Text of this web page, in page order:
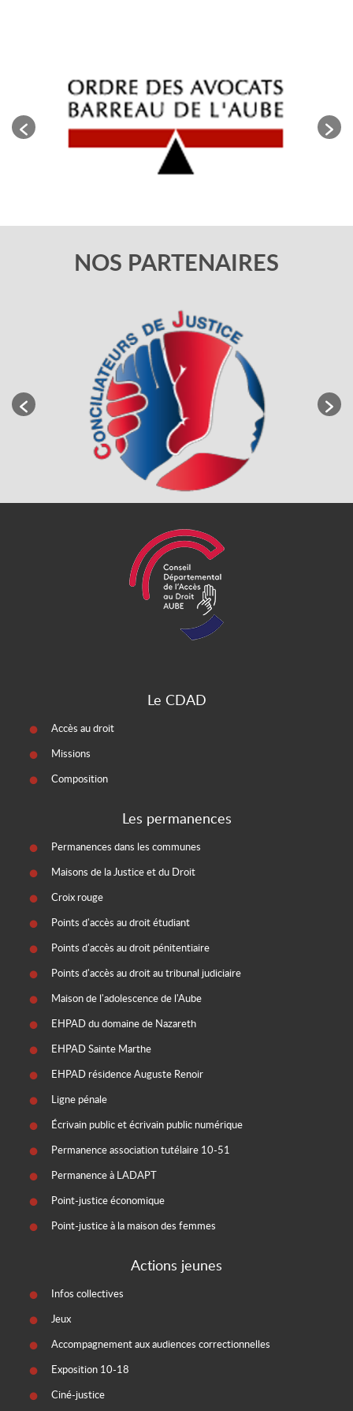
NOS PARTENAIRES
Le CDAD
Accès au droit
Missions
Composition
Les permanences
Permanences dans les communes
Maisons de la Justice et du Droit
Croix rouge
Points d'accès au droit étudiant
Points d'accès au droit pénitentiaire
Points d'accès au droit au tribunal judiciaire
Maison de l'adolescence de l'Aube
EHPAD du domaine de Nazareth
EHPAD Sainte Marthe
EHPAD résidence Auguste Renoir
Ligne pénale
Écrivain public et écrivain public numérique
Permanence association tutélaire 10-51
Permanence à LADAPT
Point-justice économique
Point-justice à la maison des femmes
Actions jeunes
Infos collectives
Jeux
Accompagnement aux audiences correctionnelles
Exposition 10-18
Ciné-justice